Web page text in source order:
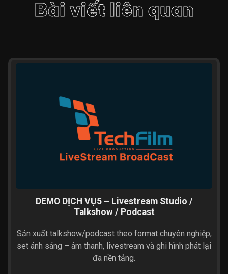
Bài viết liên quan
DEMO DỊCH VỤ5 – Livestream Studio /
Talkshow / Podcast
Sản xuất talkshow/podcast theo format chuyên nghiệp,
set ánh sáng – âm thanh, livestream và ghi hình phát lại
đa nền tảng.